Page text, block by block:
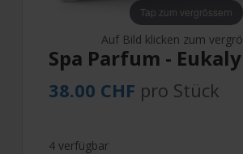
Tap zum vergrössern
Auf Bild klicken zum
Spa Parfum -
38.00 CHF pro Stück
4 verfügbar